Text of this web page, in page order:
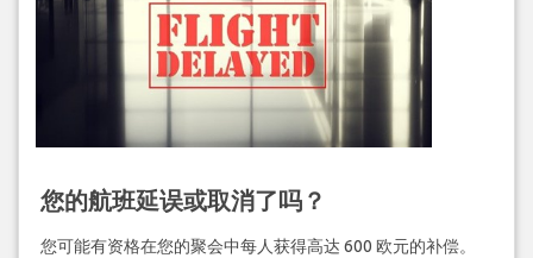
您的航班延误或取消了吗？
您可能有资格在您的聚会中每人获得高达 600 欧元的补偿。